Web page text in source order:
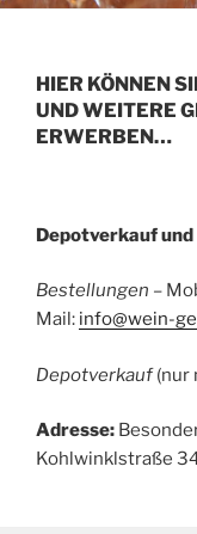
HIER KÖNNEN
UND WEITERE
ERWERBEN…
Depotverkauf
Bestellungen –
Mail: info@wein-
Depotverkauf(nur
Adresse:
Kohlwinklstraße